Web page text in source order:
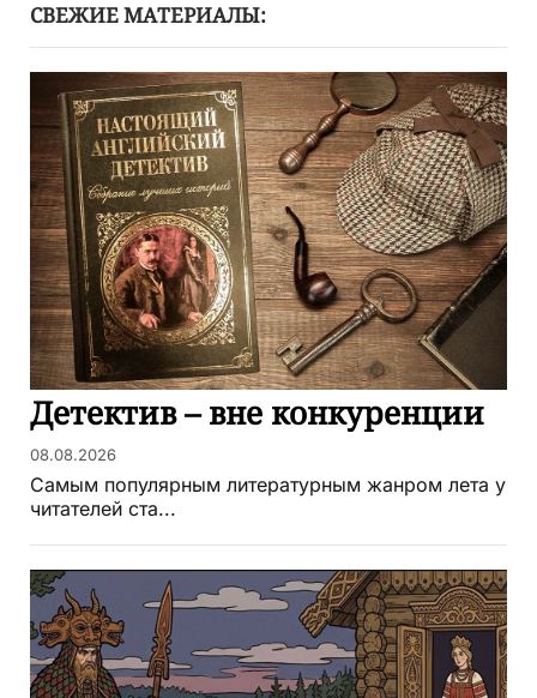
СВЕЖИЕ МАТЕРИАЛЫ:
Детектив – вне конкуренции
08.08.2026
Самым популярным литературным жанром лета у
читателей ста...